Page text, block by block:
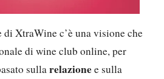
XtraWine c’è una visione che
di wine club online, per
sullarelazionee sulla